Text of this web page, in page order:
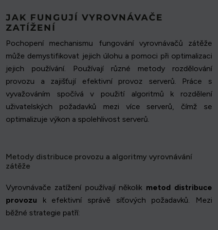
JAK FUNGUJÍ VYROVNÁVAČE
ZATÍŽENÍ
Pochopení mechanismu fungování vyrovnávačů zátěže
může demystifikovat jejich úlohu a pomoci při optimalizaci
jejich používání. Používají různé metody rozdělování
provozu a zajišťují efektivní provoz serverů. Práce s
vyvažováním spočívá v použití algoritmů k rozdělení
uživatelských požadavků mezi více serverů, čímž se
optimalizuje výkon a spolehlivost serverů.
Metody distribuce provozu a algoritmy vyrovnávání
zátěže
Vyrovnávače zatížení používají několik metod distribuce
provozu k efektivní správě síťových požadavků. Mezi
běžné strategie patří: